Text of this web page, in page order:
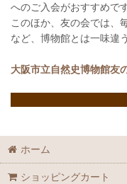
へのご入会がおすすめです
このほか、友の会では、
など、博物館とは一味違
大阪市立自然史博物館
ホーム
ショッピングカート